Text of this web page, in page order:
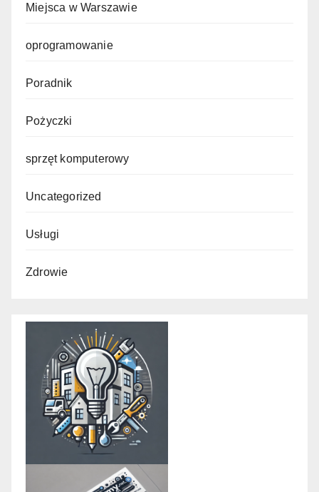
Miejsca w Warszawie
oprogramowanie
Poradnik
Pożyczki
sprzęt komputerowy
Uncategorized
Usługi
Zdrowie